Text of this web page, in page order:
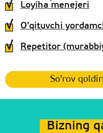
Loyiha menejeri
O'qituvchi
Repetitor
So'rov
Bizning